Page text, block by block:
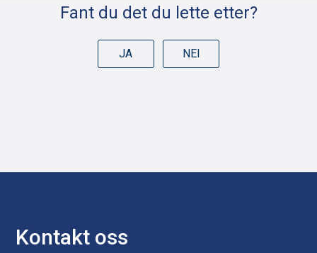
Fant du det du lette etter?
JA NEI
Kontakt oss